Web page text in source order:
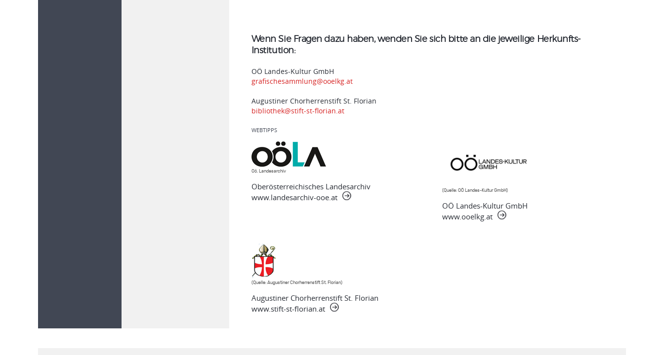
Wenn Sie Fragen dazu haben, wenden Sie sich bitte an die jeweilige Herkunfts-
Institution:
OÖ Landes-Kultur GmbH
grafischesammlung@ooelkg.at
Augustiner Chorherrenstift St. Florian
bibliothek@stift-st-florian.at
WEBTIPPS
Oö. Landesarchiv
Oberösterreichisches Landesarchiv
www.landesarchiv-ooe.at
(Quelle: OÖ Landes-Kultur GmbH)
OÖ Landes-Kultur GmbH
www.ooelkg.at
(Quelle: Augustiner Chorherrenstift St. Florian)
Augustiner Chorherrenstift St. Florian
www.stift-st-florian.at